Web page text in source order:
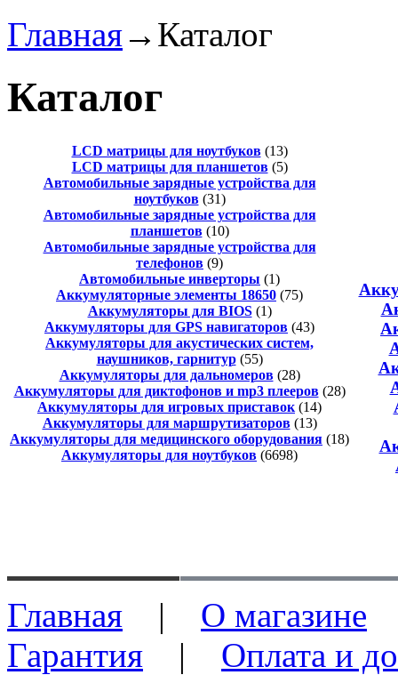
Главная→ Каталог
Каталог
LCD матрицы для ноутбуков (13)
LCD матрицы для планшетов (5)
Автомобильные зарядные устройства для
ноутбуков (31)
Автомобильные зарядные устройства для
планшетов (10)
Автомобильные зарядные устройства для
телефонов (9)
Автомобильные инверторы (1)
Аккумуляторные элементы 18650 (75)
Аккумуляторы для BIOS (1)
Аккумуляторы для GPS навигаторов (43)
Аккумуляторы для акустических систем,
наушников, гарнитур (55)
Аккумуляторы для дальномеров (28)
Аккумуляторы для диктофонов и mp3 плееров (28)
Аккумуляторы для игровых приставок (14)
Аккумуляторы для маршрутизаторов (13)
Аккумуляторы для медицинского оборудования (18)
Аккумуляторы для ноутбуков (6698)
Главная | О магазине
Гарантия | Оплата и